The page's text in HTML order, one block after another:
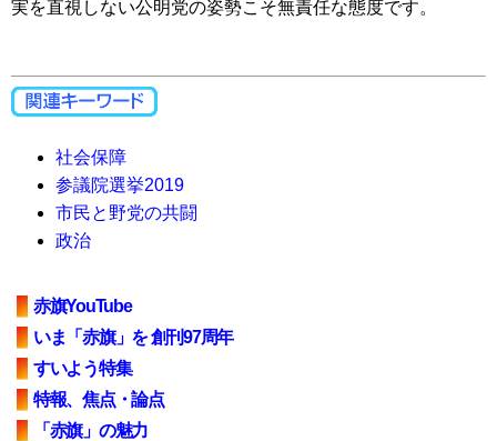
実を直視しない公明党の姿勢こそ無責任な態度です。
社会保障
参議院選挙2019
市民と野党の共闘
政治
赤旗YouTube
いま「赤旗」を 創刊97周年
すいよう特集
特報、焦点・論点
「赤旗」の魅力